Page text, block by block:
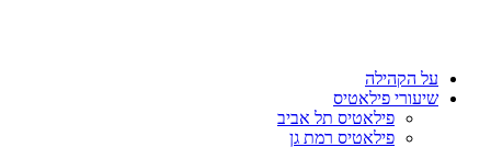
על הקהילה
שיעורי פילאטיס
פילאטיס תל אביב
פילאטיס רמת גן